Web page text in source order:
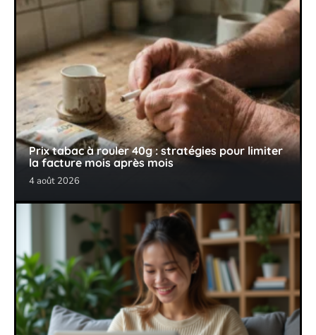
Prix tabac à rouler 40g : stratégies pour limiter
la facture mois après mois
4 août 2026